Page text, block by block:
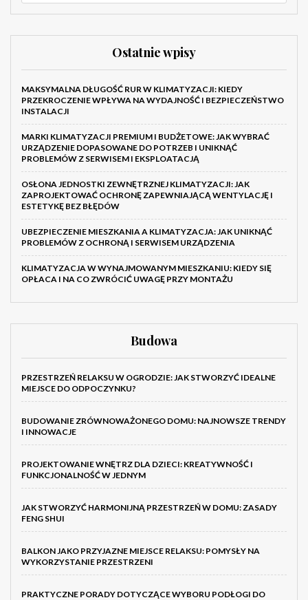
Ostatnie wpisy
MAKSYMALNA DŁUGOŚĆ RUR W KLIMATYZACJI: KIEDY
PRZEKROCZENIE WPŁYWA NA WYDAJNOŚĆ I BEZPIECZEŃSTWO
INSTALACJI
MARKI KLIMATYZACJI PREMIUM I BUDŻETOWE: JAK WYBRAĆ
URZĄDZENIE DOPASOWANE DO POTRZEB I UNIKNĄĆ
PROBLEMÓW Z SERWISEM I EKSPLOATACJĄ
OSŁONA JEDNOSTKI ZEWNĘTRZNEJ KLIMATYZACJI: JAK
ZAPROJEKTOWAĆ OCHRONĘ ZAPEWNIAJĄCĄ WENTYLACJĘ I
ESTETYKĘ BEZ BŁĘDÓW
UBEZPIECZENIE MIESZKANIA A KLIMATYZACJA: JAK UNIKNĄĆ
PROBLEMÓW Z OCHRONĄ I SERWISEM URZĄDZENIA
KLIMATYZACJA W WYNAJMOWANYM MIESZKANIU: KIEDY SIĘ
OPŁACA I NA CO ZWRÓCIĆ UWAGĘ PRZY MONTAŻU
Budowa
PRZESTRZEŃ RELAKSU W OGRODZIE: JAK STWORZYĆ IDEALNE
MIEJSCE DO ODPOCZYNKU?
BUDOWANIE ZRÓWNOWAŻONEGO DOMU: NAJNOWSZE TRENDY
I INNOWACJE
PROJEKTOWANIE WNĘTRZ DLA DZIECI: KREATYWNOŚĆ I
FUNKCJONALNOŚĆ W JEDNYM
JAK STWORZYĆ HARMONIJNĄ PRZESTRZEŃ W DOMU: ZASADY
FENG SHUI
BALKON JAKO PRZYJAZNE MIEJSCE RELAKSU: POMYSŁY NA
WYKORZYSTANIE PRZESTRZENI
PRAKTYCZNE PORADY DOTYCZĄCE WYBORU PODŁOGI DO